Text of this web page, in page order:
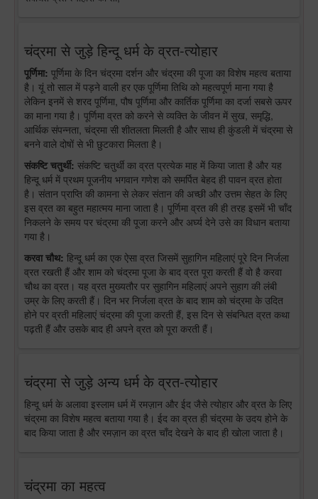
चंद्रमा से जुड़े हिन्दू धर्म के व्रत-त्योहार
पूर्णिमा: पूर्णिमा के दिन चंद्रमा दर्शन और चंद्रमा की पूजा का विशेष महत्व बताया
है। यूं तो साल में पड़ने वाली हर एक पूर्णिमा तिथि को महत्वपूर्ण माना गया है
लेकिन इनमें से शरद पूर्णिमा, पौष पूर्णिमा और कार्तिक पूर्णिमा का दर्जा सबसे ऊपर
का माना गया है। पूर्णिमा व्रत को करने से व्यक्ति के जीवन में सुख, समृद्धि,
आर्थिक संपन्नता, चंद्रमा सी शीतलता मिलती है और साथ ही कुंडली में चंद्रमा से
बनने वाले दोषों से भी छुटकारा मिलता है।
संकष्टि चतुर्थी: संकष्टि चतुर्थी का व्रत प्रत्येक माह में किया जाता है और यह
हिन्दू धर्म में प्रथम पूजनीय भगवान गणेश को समर्पित बेहद ही पावन व्रत होता
है। संतान प्राप्ति की कामना से लेकर संतान की अच्छी और उत्तम सेहत के लिए
इस व्रत का बहुत महात्मय माना जाता है। पूर्णिमा व्रत की ही तरह इसमें भी चाँद
निकलने के समय पर चंद्रमा की पूजा करने और अर्घ्य देने उसे का विधान बताया
गया है।
करवा चौथ: हिन्दू धर्म का एक ऐसा व्रत जिसमें सुहागिन महिलाएं पूरे दिन निर्जला
व्रत रखती हैं और शाम को चंद्रमा पूजा के बाद व्रत पूरा करती हैं वो है करवा
चौथ का व्रत। यह व्रत मुख्यतौर पर सुहागिन महिलाएं अपने सुहाग की लंबी
उम्र के लिए करती हैं। दिन भर निर्जला व्रत के बाद शाम को चंद्रमा के उदित
होने पर व्रती महिलाएं चंद्रमा की पूजा करती हैं, इस दिन से संबन्धित व्रत कथा
पढ़ती हैं और उसके बाद ही अपने व्रत को पूरा करती हैं।
चंद्रमा से जुड़े अन्य धर्म के व्रत-त्योहार
हिन्दू धर्म के अलावा इस्लाम धर्म में रमज़ान और ईद जैसे त्योहार और व्रत के लिए
चंद्रमा का विशेष महत्व बताया गया है। ईद का व्रत ही चंद्रमा के उदय होने के
बाद किया जाता है और रमज़ान का व्रत चाँद देखने के बाद ही खोला जाता है।
चंद्रमा का महत्व